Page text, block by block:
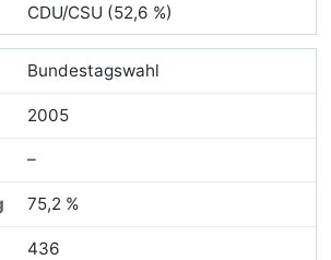
CDU/CSU (52,6 %)
Bundestagswahl
2005
–
75,2 %
436